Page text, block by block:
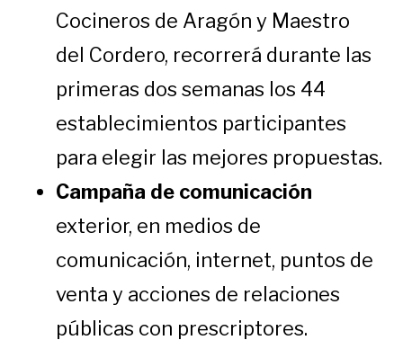
Cocineros de Aragón y Maestro
del Cordero, recorrerá durante las
primeras dos semanas los 44
establecimientos participantes
para elegir las mejores propuestas.
Campaña de comunicación
exterior, en medios de
comunicación, internet, puntos de
venta y acciones de relaciones
públicas con prescriptores.